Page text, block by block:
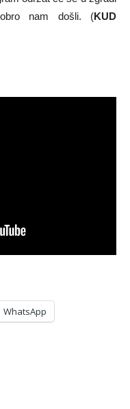
nam došli. (KUD
WhatsApp